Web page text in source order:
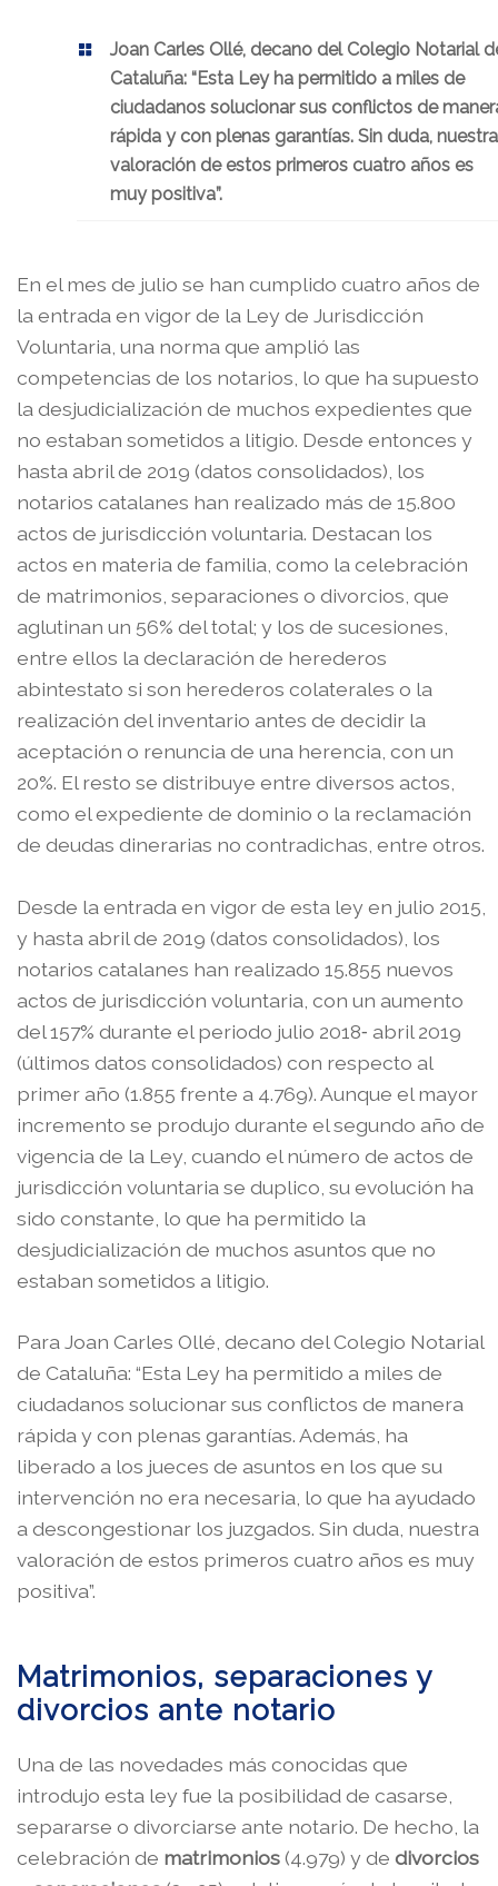
Joan Carles Ollé, decano del Colegio Notarial
Cataluña: “Esta Ley ha permitido a miles de
ciudadanos solucionar sus conflictos de
rápida y con plenas garantías. Sin duda, nuestra
valoración de estos primeros cuatro años es
muy positiva”.
En el mes de julio se han cumplido cuatro años de
la entrada en vigor de la Ley de Jurisdicción
Voluntaria, una norma que amplió las
competencias de los notarios, lo que ha supuesto
la desjudicialización de muchos expedientes que
no estaban sometidos a litigio. Desde entonces y
hasta abril de 2019 (datos consolidados), los
notarios catalanes han realizado más de 15.800
actos de jurisdicción voluntaria. Destacan los
actos en materia de familia, como la celebración
de matrimonios, separaciones o divorcios, que
aglutinan un 56% del total; y los de sucesiones,
entre ellos la declaración de herederos
abintestato si son herederos colaterales o la
realización del inventario antes de decidir la
aceptación o renuncia de una herencia, con un
20%. El resto se distribuye entre diversos actos,
como el expediente de dominio o la reclamación
de deudas dinerarias no contradichas, entre otros.
Desde la entrada en vigor de esta ley en julio 2015,
y hasta abril de 2019 (datos consolidados), los
notarios catalanes han realizado 15.855 nuevos
actos de jurisdicción voluntaria, con un aumento
del 157% durante el periodo julio 2018‐ abril 2019
(últimos datos consolidados) con respecto al
primer año (1.855 frente a 4.769). Aunque el mayor
incremento se produjo durante el segundo año de
vigencia de la Ley, cuando el número de actos de
jurisdicción voluntaria se duplico, su evolución ha
sido constante, lo que ha permitido la
desjudicialización de muchos asuntos que no
estaban sometidos a litigio.
Para Joan Carles Ollé, decano del Colegio Notarial
de Cataluña: “Esta Ley ha permitido a miles de
ciudadanos solucionar sus conflictos de manera
rápida y con plenas garantías. Además, ha
liberado a los jueces de asuntos en los que su
intervención no era necesaria, lo que ha ayudado
a descongestionar los juzgados. Sin duda, nuestra
valoración de estos primeros cuatro años es muy
positiva”.
Matrimonios, separaciones y
divorcios ante notario
Una de las novedades más conocidas que
introdujo esta ley fue la posibilidad de casarse,
separarse o divorciarse ante notario. De hecho, la
celebración de matrimonios(4.979) y de divorcios